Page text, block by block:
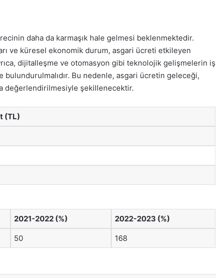
daha da karmaşık hale gelmesi beklenmektedir.
ve küresel ekonomik durum, asgari ücreti etkileyen
dijitalleşme ve otomasyon gibi teknolojik gelişmelerin iş
Bu nedenle, asgari ücretin geleceği,
değerlendirilmesiyle şekillenecektir.
(TL)
2021-2022 (%) 2022-2023 (%)
50 168